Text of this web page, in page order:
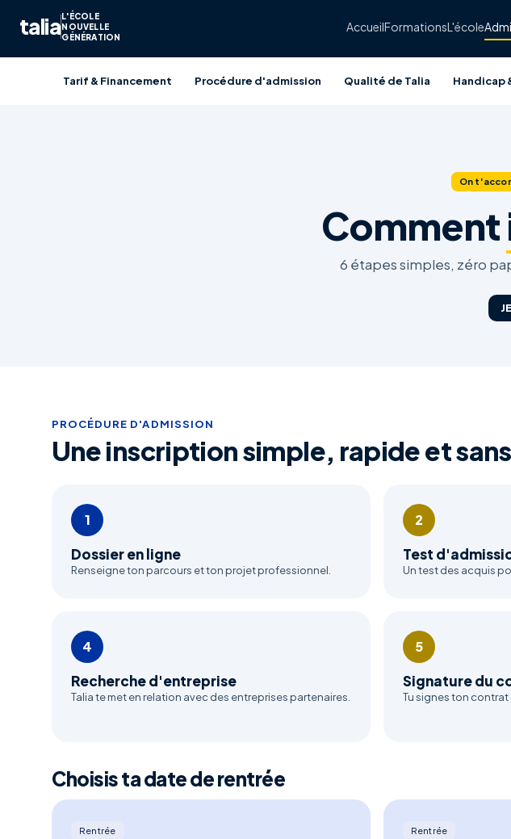
taliaL'ÉCOLE
NOUVELLE
GÉNÉRATION
AccueilFormationsL'école
Tarif & Financement Procédure d'admission Qualité de Talia Handicap
On
Comment
6 étapes simples, zéro
PROCÉDURE D'ADMISSION
Une inscription simple, rapide et
1
Dossier en ligne
Renseigne ton parcours et ton projet professionnel.
2
Test
Un test des acquis
4
Recherche d'entreprise
Talia te met en relation avec des entreprises partenaires.
5
Signature du
Tu signes ton
Choisis ta date de rentrée
Rentrée Rentrée